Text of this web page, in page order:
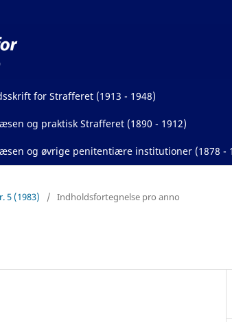
for Strafferet (1913 - 1948)
og praktisk Strafferet (1890 - 1912)
og øvrige penitentiære institutioner (1878 -
5 (1983) / Indholdsfortegnelse pro anno